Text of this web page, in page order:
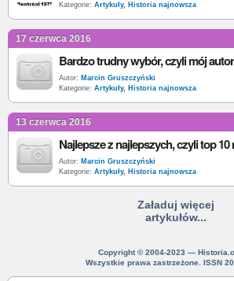
Kategorie: Artykuły, Historia najnowsza
17 czerwca 2016
Autor: Marcin Gruszczyński
Kategorie: Artykuły, Historia najnowsza
13 czerwca 2016
Autor: Marcin Gruszczyński
Kategorie: Artykuły, Historia najnowsza
Załaduj więcej
artykułów...
Copyright © 2004-2023 —
Wszystkie prawa zastrzeżone. ISSN